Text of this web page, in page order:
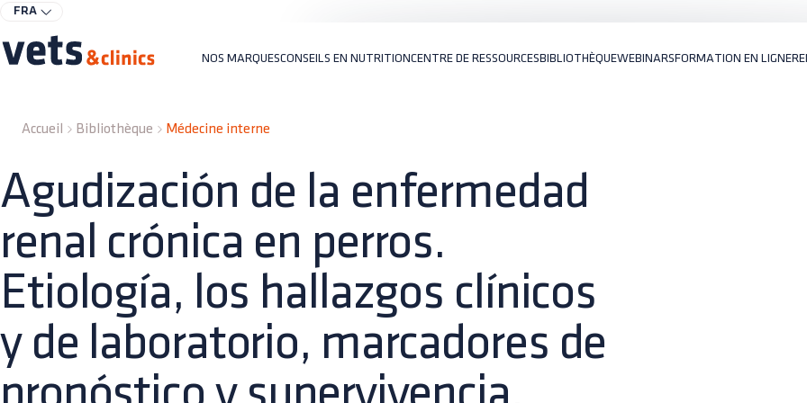
FRA
NOS MARQUESCONSEILS EN NUTRITIONCENTRE DE RESSOURCESBIBLIOTHÈQUEWEBINARSFORMATION EN LIGNE
Accueil Bibliothèque Médecine interne
Agudización de la enfermedad
renal crónica en perros.
Etiología, los hallazgos clínicos
y de laboratorio, marcadores de